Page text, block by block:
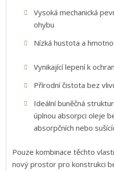
Vysoká mechanická
ohybu
Nízká hustota a
Vynikající lepení k
Přírodní čistota bez
Ideální buněčná
úplnou absorpci oleje
absorpčních nebo
Pouze kombinace těchto
nový prostor pro konstrukci